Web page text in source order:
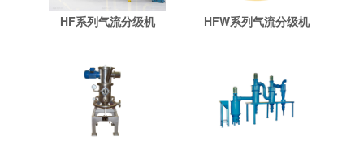
HF系列气流分级机 HFW系列气流分级机